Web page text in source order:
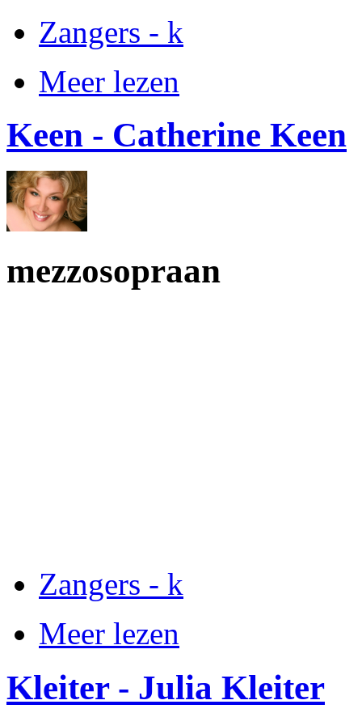
Zangers - k
Meer lezen
Keen - Catherine Keen
mezzosopraan
Zangers - k
Meer lezen
Kleiter - Julia Kleiter